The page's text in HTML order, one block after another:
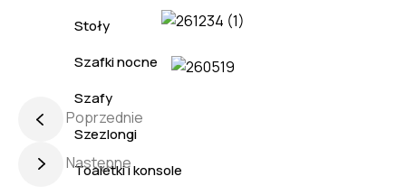
Stoły
Szafki nocne
Szafy
Szezlongi
Toaletki i konsole
Poprzednie
Następne